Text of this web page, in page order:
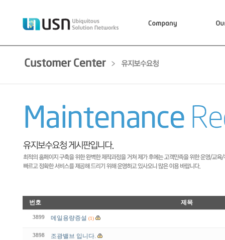
번호 제목
3899 메일용량증설 (1)
3898 조광밸브 입니다.